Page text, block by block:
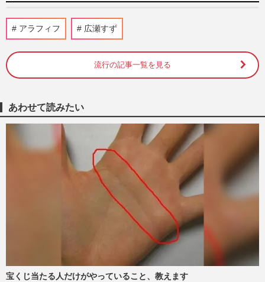
【今秋のトレンドコーデ6選】人気スタイ
リスト・大沢早苗が指南「注目カラーは赤
週刊女性2025年10月7日・14日号 2025/10/5
割の人が克服できる」医学部教授が教える
効果的な骨盤底筋トレー…
週刊女性2025年7月15日号
長谷川京子、ミニ丈にルーズソックスの最
新近影が「アラフィフでこれは最強」美し
すぎる私服ショットに大反…
週刊女性PRIME
【アラフィフ女性の“稼げる資格”】強みを
活かした『＋α』で収入UP！資格取得で新
たな人生の幕開け
週刊女性2025年4月15日・22日号
アラフィフ 広瀬すず
流行の記事一覧を見る
あわせて読みたい
宝くじ当たる人だけがやっていること、教えます